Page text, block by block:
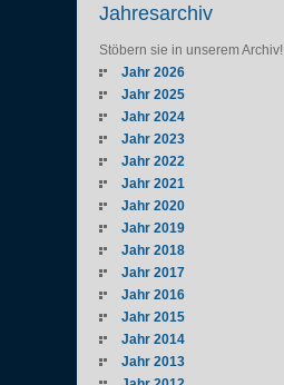
Jahresarchiv
Stöbern sie in unserem Archiv!
Jahr 2026
Jahr 2025
Jahr 2024
Jahr 2023
Jahr 2022
Jahr 2021
Jahr 2020
Jahr 2019
Jahr 2018
Jahr 2017
Jahr 2016
Jahr 2015
Jahr 2014
Jahr 2013